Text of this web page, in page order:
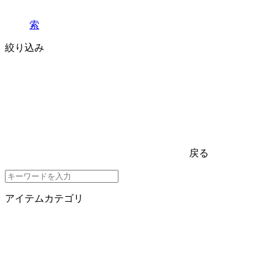
索
絞り込み
戻る
アイテムカテゴリ